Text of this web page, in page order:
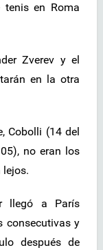
en Roma
Zverev y el
en la otra
Cobolli (14 del
no eran los
lejos.
llegó a París
consecutivas y
después de